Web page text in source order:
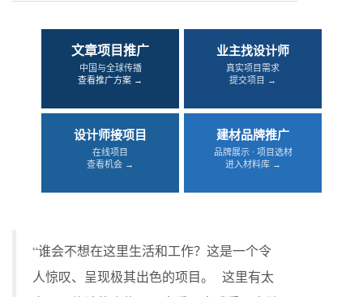
文章项目推广
中国与全球传播
查看推广方案 →
业主找设计师
真实项目需求
提交项目 →
设计师接项目
在线项目
查看机会 →
建材品牌推广
品牌展示 · 项目选材
进入材料库 →
“谁会不想在这里生活和工作？这是一个令
人惊叹、呈现极其出色的项目。 这里有太